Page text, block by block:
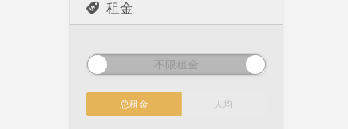
租金
不限租金
总租金 人均